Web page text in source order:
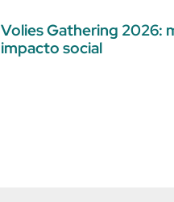
Volies Gathering 2026:
impacto social